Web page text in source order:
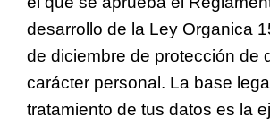
desarrollo de la Ley Organica
de diciembre de protección de
carácter personal. La base
tratamiento de tus datos es la